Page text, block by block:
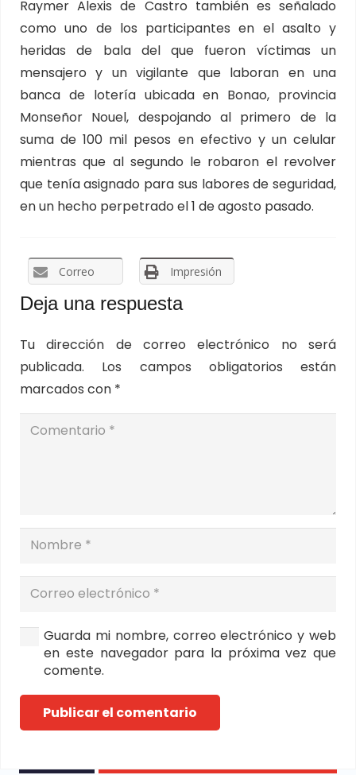
Raymer Alexis de Castro también es señalado
como uno de los participantes en el asalto y
heridas de bala del que fueron víctimas un
mensajero y un vigilante que laboran en una
banca de lotería ubicada en Bonao, provincia
Monseñor Nouel, despojando al primero de la
suma de 100 mil pesos en efectivo y un celular
mientras que al segundo le robaron el revolver
que tenía asignado para sus labores de seguridad,
en un hecho perpetrado el 1 de agosto pasado.
Correo Impresión
Deja una respuesta
Tu dirección de correo electrónico no será
publicada.
Los campos obligatorios están
marcados con *
Guarda mi nombre, correo electrónico y web
en este navegador para la próxima vez que
comente.
Publicar el comentario